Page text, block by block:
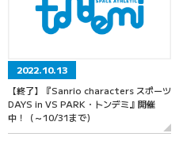
2022.10.13
【終了】『Sanrio characters スポーツ
DAYS in VS PARK・トンデミ』開催
中！（～10/31まで）